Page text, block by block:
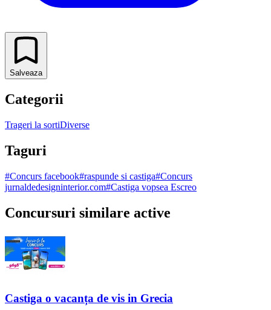
Salveaza
Categorii
Trageri la sortiDiverse
Taguri
#Concurs facebook#raspunde si castiga#Concurs
jurnaldedesigninterior.com#Castiga vopsea Escreo
Concursuri similare active
Castiga o vacanța de vis in Grecia